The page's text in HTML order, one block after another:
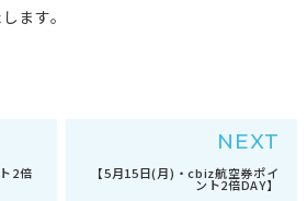
ます。
2倍
NEXT
【5月15日(月)・cbiz航空券ポイ
ント2倍DAY】